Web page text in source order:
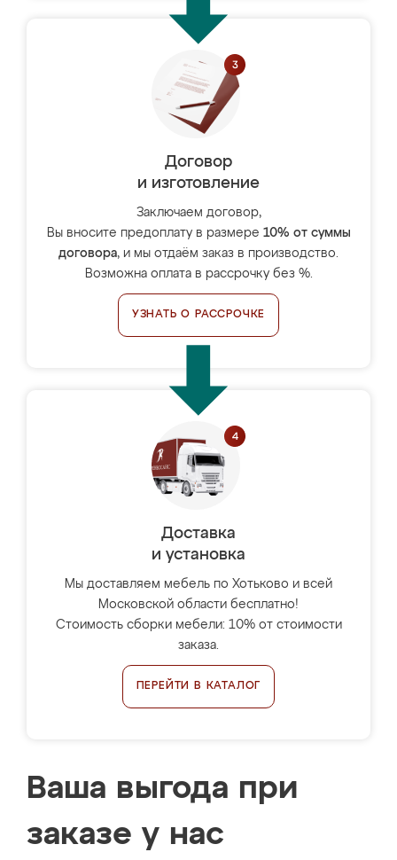
Договор
и изготовление
Заключаем договор,
Вы вносите предоплату в размере 10% от суммы
договора, и мы отдаём заказ в производство.
Возможна оплата в рассрочку без %.
УЗНАТЬ О РАССРОЧКЕ
Доставка
и установка
Мы доставляем мебель по Хотьково и всей
Московской области бесплатно!
Стоимость сборки мебели: 10% от стоимости
заказа.
ПЕРЕЙТИ В КАТАЛОГ
Ваша выгода при
заказе у нас